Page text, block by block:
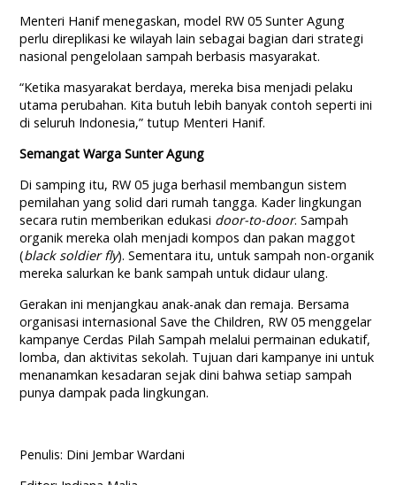
Menteri Hanif menegaskan, model RW 05 Sunter Agung
perlu direplikasi ke wilayah lain sebagai bagian dari strategi
nasional pengelolaan sampah berbasis masyarakat.
“Ketika masyarakat berdaya, mereka bisa menjadi pelaku
utama perubahan. Kita butuh lebih banyak contoh seperti ini
di seluruh Indonesia,” tutup Menteri Hanif.
Semangat Warga Sunter Agung
Di samping itu, RW 05 juga berhasil membangun sistem
pemilahan yang solid dari rumah tangga. Kader lingkungan
secara rutin memberikan edukasi door-to-door. Sampah
organik mereka olah menjadi kompos dan pakan maggot
(black soldier fly). Sementara itu, untuk sampah non-organik
mereka salurkan ke bank sampah untuk didaur ulang.
Gerakan ini menjangkau anak-anak dan remaja. Bersama
organisasi internasional Save the Children, RW 05 menggelar
kampanye Cerdas Pilah Sampah melalui permainan edukatif,
lomba, dan aktivitas sekolah. Tujuan dari kampanye ini untuk
menanamkan kesadaran sejak dini bahwa setiap sampah
punya dampak pada lingkungan.
Penulis: Dini Jembar Wardani